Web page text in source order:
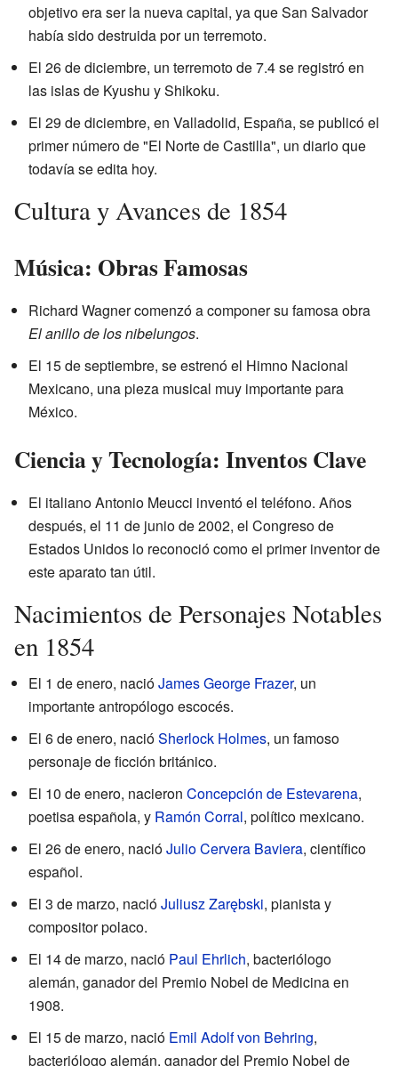
objetivo era ser la nueva capital, ya que San Salvador
había sido destruida por un terremoto.
El 26 de diciembre, un terremoto de 7.4 se registró en
las islas de Kyushu y Shikoku.
El 29 de diciembre, en Valladolid, España, se publicó el
primer número de "El Norte de Castilla", un diario que
todavía se edita hoy.
Cultura y Avances de 1854
Música: Obras Famosas
Richard Wagner comenzó a componer su famosa obra
El anillo de los nibelungos.
El 15 de septiembre, se estrenó el Himno Nacional
Mexicano, una pieza musical muy importante para
México.
Ciencia y Tecnología: Inventos Clave
El italiano Antonio Meucci inventó el teléfono. Años
después, el 11 de junio de 2002, el Congreso de
Estados Unidos lo reconoció como el primer inventor de
este aparato tan útil.
Nacimientos de Personajes Notables
en 1854
El 1 de enero, nacióJames George Frazer, un
importante antropólogo escocés.
El 6 de enero, nacióSherlock Holmes, un famoso
personaje de ficción británico.
El 10 de enero, nacieron Concepción de Estevarena,
poetisa española, y Ramón Corral, político mexicano.
El 26 de enero, nacióJulio Cervera Baviera, científico
español.
El 3 de marzo, nacióJuliusz Zarębski, pianista y
compositor polaco.
El 14 de marzo, nació Paul Ehrlich, bacteriólogo
alemán, ganador del Premio Nobel de Medicina en
1908.
El 15 de marzo, nació Emil Adolf von Behring,
bacteriólogo alemán, ganador del Premio Nobel de